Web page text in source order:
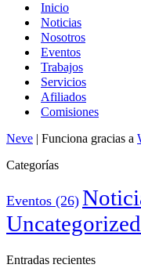
Inicio
Noticias
Nosotros
Eventos
Trabajos
Servicios
Afiliados
Comisiones
Neve | Funciona gracias a
Categorías
Eventos (26)
Uncategorized
Entradas recientes